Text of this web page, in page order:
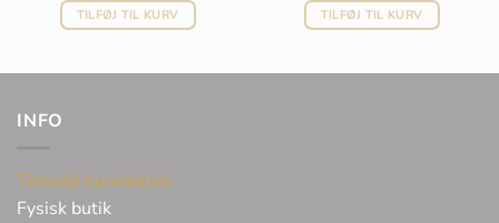
TILFØJ TIL KURV TILFØJ TIL KURV
INFO
Tilmeld kundeklub
Fysisk butik